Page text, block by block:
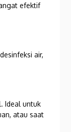
efektif
air,
Ideal untuk
atau saat